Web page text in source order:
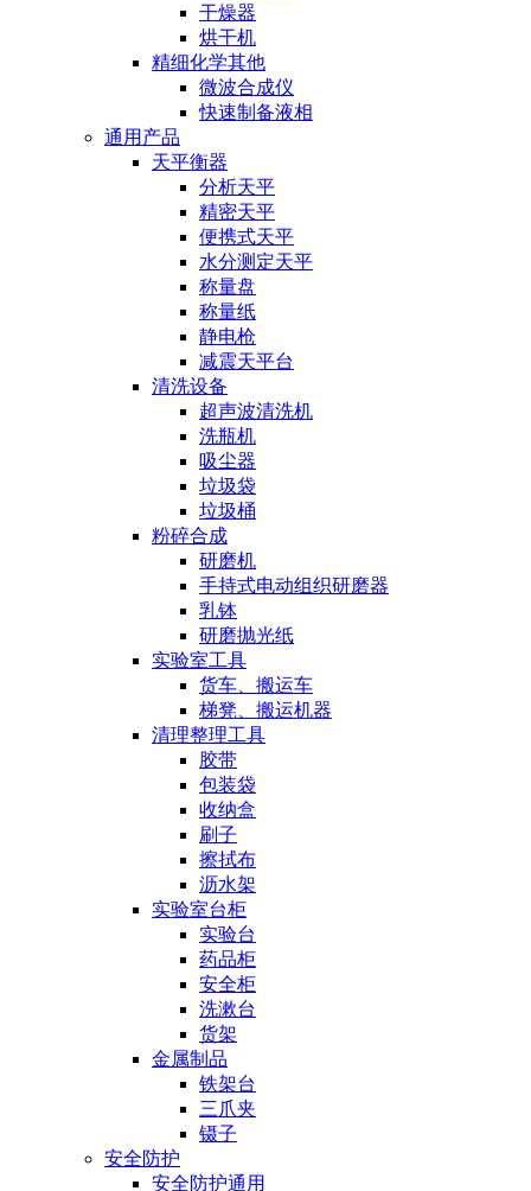
干燥器
烘干机
精细化学其他
微波合成仪
快速制备液相
通用产品
天平衡器
分析天平
精密天平
便携式天平
水分测定天平
称量盘
称量纸
静电枪
减震天平台
清洗设备
超声波清洗机
洗瓶机
吸尘器
垃圾袋
垃圾桶
粉碎合成
研磨机
手持式电动组织研磨器
乳钵
研磨抛光纸
实验室工具
货车、搬运车
梯凳、搬运机器
清理整理工具
胶带
包装袋
收纳盒
刷子
擦拭布
沥水架
实验室台柜
实验台
药品柜
安全柜
洗漱台
货架
金属制品
铁架台
三爪夹
镊子
安全防护
安全防护通用